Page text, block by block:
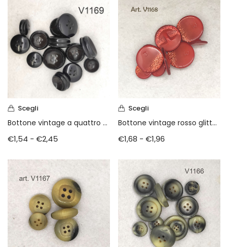
Scegli
Bottone vintage a quattro fori anni 80
€1,54 - €2,45
Scegli
Bottone vintage rosso glitterato anni 90
€1,68 - €1,96